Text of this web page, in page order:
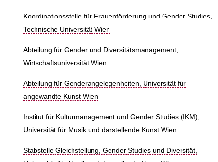
Koordinationsstelle für Frauenförderung und Gender Studies,
Technische Universität Wien
Abteilung für Gender und Diversitätsmanagement,
Wirtschaftsuniversität Wien
Abteilung für Genderangelegenheiten, Universität für
angewandte Kunst Wien
Institut für Kulturmanagement und Gender Studies (IKM),
Universität für Musik und darstellende Kunst Wien
Stabstelle Gleichstellung, Gender Studies und Diversität,